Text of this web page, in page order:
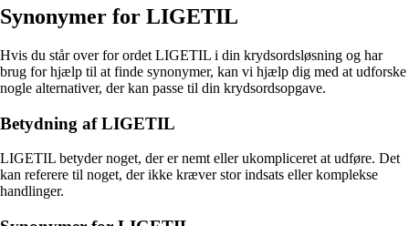
Synonymer for LIGETIL
Hvis du står over for ordet LIGETIL i din krydsordsløsning og har
brug for hjælp til at finde synonymer, kan vi hjælp dig med at udforske
nogle alternativer, der kan passe til din krydsordsopgave.
Betydning af LIGETIL
LIGETIL betyder noget, der er nemt eller ukompliceret at udføre. Det
kan referere til noget, der ikke kræver stor indsats eller komplekse
handlinger.